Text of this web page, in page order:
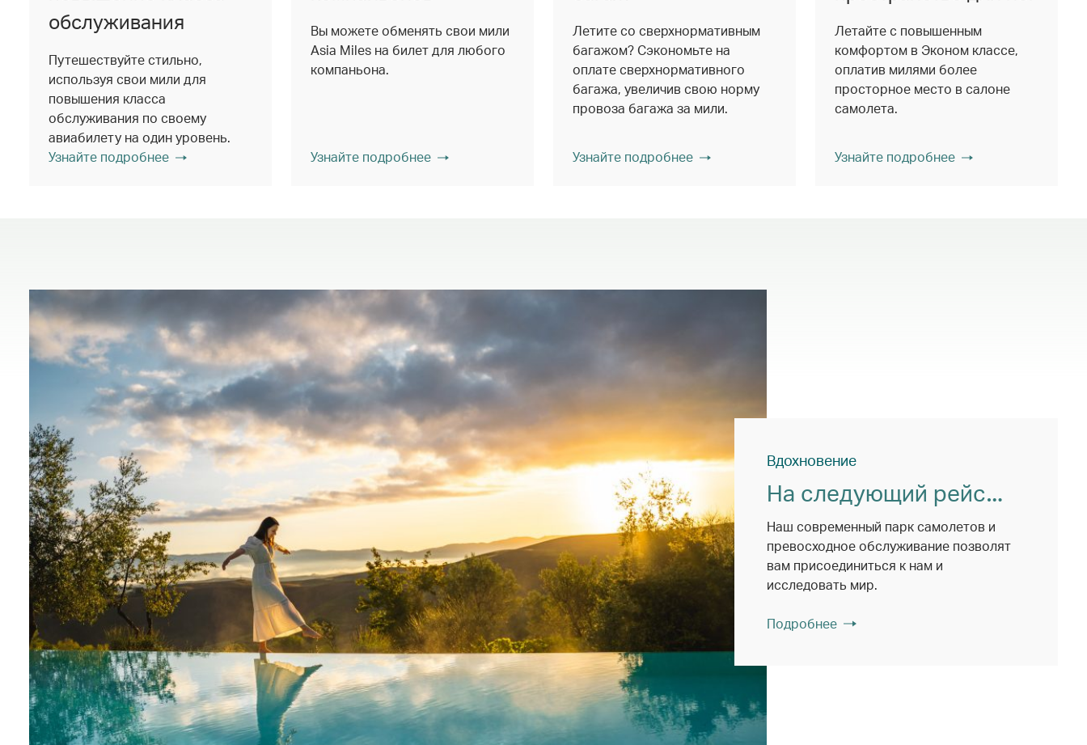
обслуживания
Путешествуйте стильно,
используя свои мили для
повышения класса
обслуживания по своему
авиабилету на один уровень.
Узнайте подробнее
Вы можете обменять свои мили
Asia Miles на билет для любого
компаньона.
Узнайте подробнее
Летите со сверхнормативным
багажом? Сэкономьте на
оплате сверхнормативного
багажа, увеличив свою норму
провоза багажа за мили.
Узнайте подробнее
Летайте с повышенным
комфортом в Эконом классе,
оплатив милями более
просторное место в салоне
самолета.
Узнайте подробнее
Вдохновение
На следующий рейс…
Наш современный парк самолетов и
превосходное обслуживание позволят
вам присоединиться к нам и
исследовать мир.
Подробнее